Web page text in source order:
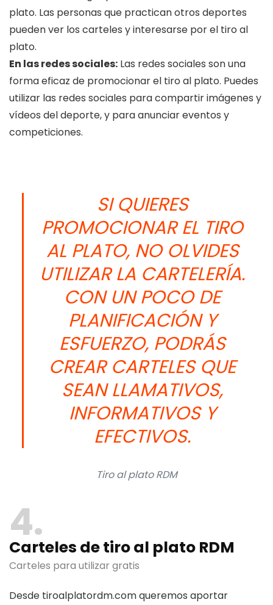
plato. Las personas que practican otros deportes
pueden ver los carteles y interesarse por el tiro al
plato.
En las redes sociales: Las redes sociales son una
forma eficaz de promocionar el tiro al plato. Puedes
utilizar las redes sociales para compartir imágenes y
vídeos del deporte, y para anunciar eventos y
competiciones.
SI QUIERES
PROMOCIONAR EL TIRO
AL PLATO, NO OLVIDES
UTILIZAR LA CARTELERÍA.
CON UN POCO DE
PLANIFICACIÓN Y
ESFUERZO, PODRÁS
CREAR CARTELES QUE
SEAN LLAMATIVOS,
INFORMATIVOS Y
EFECTIVOS.
Tiro al plato RDM
4
Carteles de tiro al plato RDM
Carteles para utilizar gratis
Desde tiroalplatordm.com queremos aportar